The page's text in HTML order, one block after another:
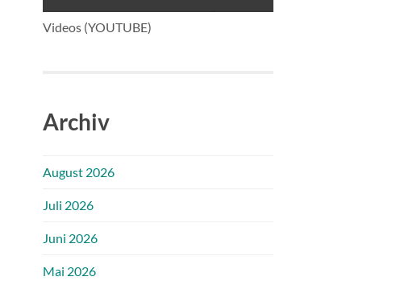
Videos (YOUTUBE)
Archiv
August 2026
Juli 2026
Juni 2026
Mai 2026